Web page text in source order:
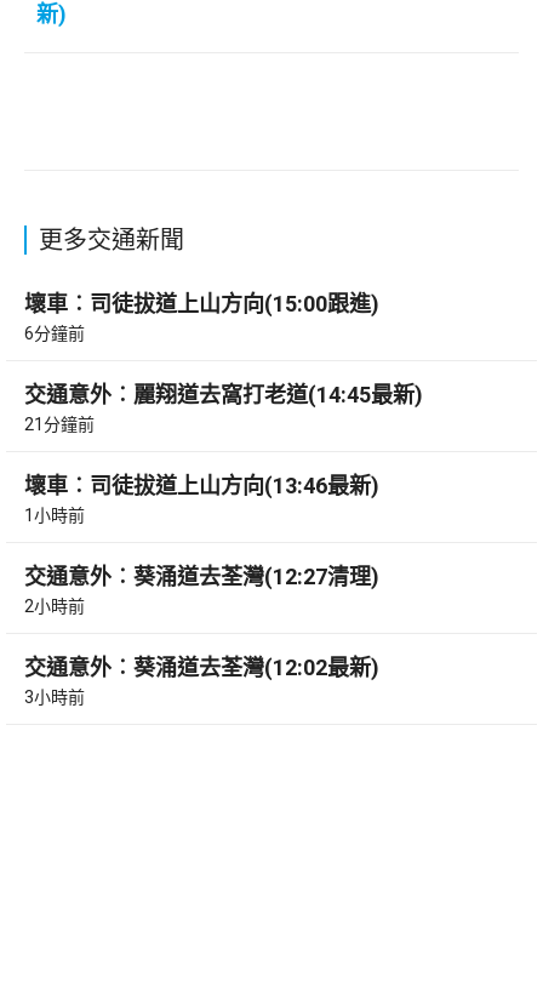
新)
更多交通新聞
壞車︰司徒拔道上山方向(15:00跟進)
6分鐘前
交通意外︰麗翔道去窩打老道(14:45最新)
21分鐘前
壞車︰司徒拔道上山方向(13:46最新)
1小時前
交通意外︰葵涌道去荃灣(12:27清理)
2小時前
交通意外︰葵涌道去荃灣(12:02最新)
3小時前